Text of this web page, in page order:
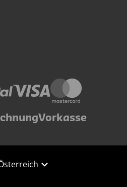
Vorkasse